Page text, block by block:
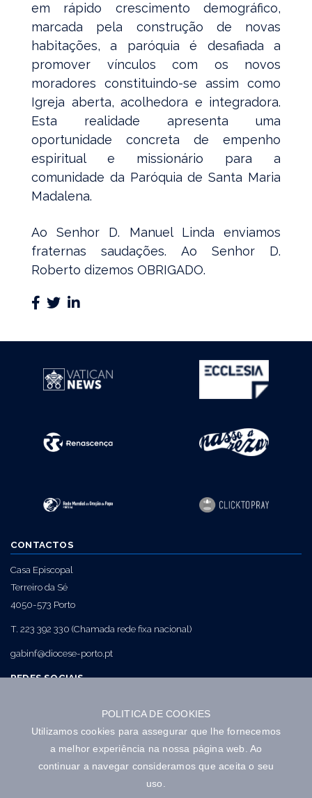
POLITICA DE COOKIES
Utilizamos cookies para assegurar que lhe fornecemos
a melhor experiência na nossa página web. Ao
continuar a navegar consideramos que aceita o seu
uso.
em rápido crescimento demográfico,
marcada pela construção de novas
habitações, a paróquia é desafiada a
promover vínculos com os novos
moradores constituindo-se assim como
Igreja aberta, acolhedora e integradora.
Esta realidade apresenta uma
oportunidade concreta de empenho
espiritual e missionário para a
comunidade da Paróquia de Santa Maria
Madalena.
Ao Senhor D. Manuel Linda enviamos
fraternas saudações. Ao Senhor D.
Roberto dizemos OBRIGADO.
CONTACTOS
Casa Episcopal
Terreiro da Sé
4050-573 Porto
T. 223 392 330 (Chamada rede fixa nacional)
gabinf@diocese-porto.pt
REDES SOCIAIS
NEWSLETTER